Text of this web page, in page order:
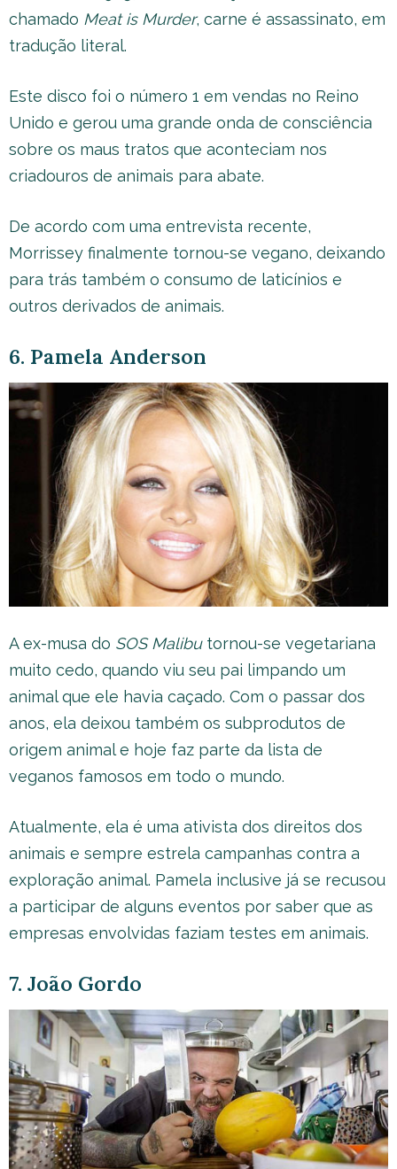
chamado Meat is Murder, carne é assassinato, em
tradução literal.
Este disco foi o número 1 em vendas no Reino
Unido e gerou uma grande onda de consciência
sobre os maus tratos que aconteciam nos
criadouros de animais para abate.
De acordo com uma entrevista recente,
Morrissey finalmente tornou-se vegano, deixando
para trás também o consumo de laticínios e
outros derivados de animais.
6. Pamela Anderson
A ex-musa do SOS Malibutornou-se vegetariana
muito cedo, quando viu seu pai limpando um
animal que ele havia caçado. Com o passar dos
anos, ela deixou também os subprodutos de
origem animal e hoje faz parte da lista de
veganos famosos em todo o mundo.
Atualmente, ela é uma ativista dos direitos dos
animais e sempre estrela campanhas contra a
exploração animal. Pamela inclusive já se recusou
a participar de alguns eventos por saber que as
empresas envolvidas faziam testes em animais.
7. João Gordo